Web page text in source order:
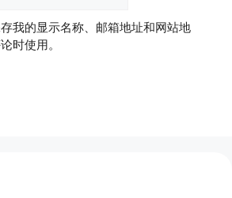
我的显示名称、邮箱地址和网站地
时使用。